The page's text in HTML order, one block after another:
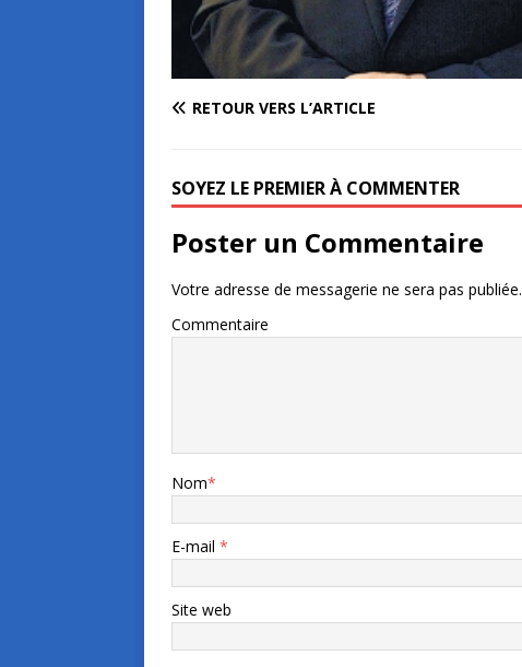
RETOUR VERS L’ARTICLE
SOYEZ LE PREMIER À COMMENTER
Poster un Commentaire
Votre adresse de messagerie ne sera pas publiée.
Commentaire
Nom*
E-mail *
Site web